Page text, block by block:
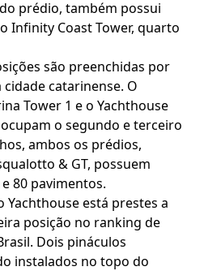
prédio, também possui
Infinity Coast Tower, quarto
são preenchidas por
catarinense. O
Tower 1 e o Yachthouse
o segundo e terceiro
ambos os prédios,
& GT, possuem
80 pavimentos.
está prestes a
posição no ranking de
Dois pináculos
instalados no topo do